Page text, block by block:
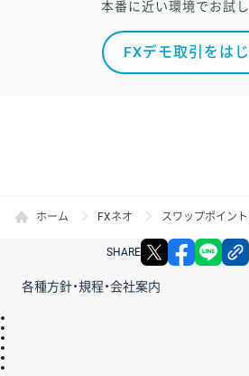
本番に近い環境でお試
FXデモ取引をは
ホーム FXネオ スワップポイン
SHARE X
各種方針・規程・会社案内